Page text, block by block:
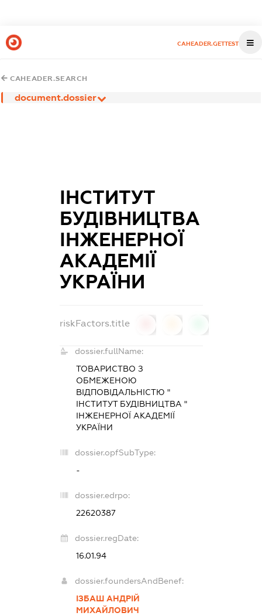
CAHEADER.GETTEST
CAHEADER.SEARCH
document.dossier
ІНСТИТУТ
БУДІВНИЦТВА
ІНЖЕНЕРНОЇ
АКАДЕМІЇ
УКРАЇНИ
riskFactors.title
dossier.fullName:
ТОВАРИСТВО З
ОБМЕЖЕНОЮ
ВІДПОВІДАЛЬНІСТЮ "
ІНСТИТУТ БУДІВНИЦТВА "
ІНЖЕНЕРНОЇ АКАДЕМІЇ
УКРАЇНИ
dossier.opfSubType:
-
dossier.edrpo:
22620387
dossier.regDate:
16.01.94
dossier.foundersAndBenef:
ІЗБАШ АНДРІЙ
МИХАЙЛОВИЧ